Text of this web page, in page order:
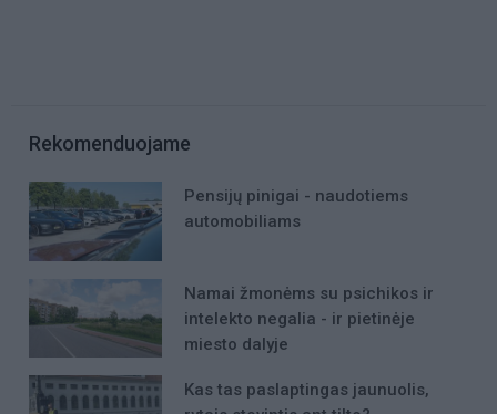
Rekomenduojame
Pensijų pinigai - naudotiems
automobiliams
Namai žmonėms su psichikos ir
intelekto negalia - ir pietinėje
miesto dalyje
Kas tas paslaptingas jaunuolis,